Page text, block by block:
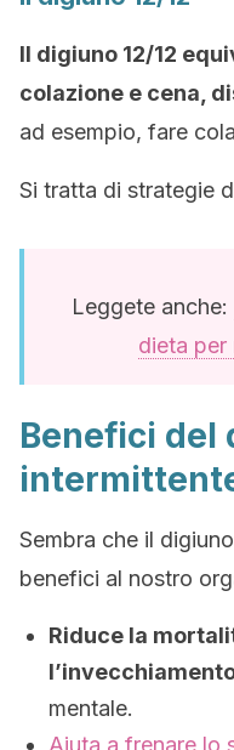
Il digiuno 12/12
colazione e cena,
ad esempio, fare
Si tratta di strategie
Leggete anche:
dieta per
Benefici del
Sembra che il
benefici al nostro
Riduce la
mentale.
Aiuta a frenare lo